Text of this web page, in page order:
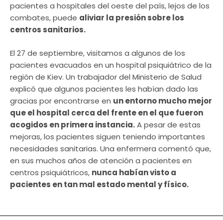
pacientes a hospitales del oeste del país, lejos de los
combates, puede aliviar la presión sobre los
centros sanitarios.
El 27 de septiembre, visitamos a algunos de los
pacientes evacuados en un hospital psiquiátrico de la
región de Kiev. Un trabajador del Ministerio de Salud
explicó que algunos pacientes les habían dado las
gracias por encontrarse en un entorno mucho mejor
que el hospital cerca del frente en el que fueron
acogidos en primera instancia.A pesar de estas
mejoras, los pacientes siguen teniendo importantes
necesidades sanitarias. Una enfermera comentó que,
en sus muchos años de atención a pacientes en
centros psiquiátricos, nunca habían visto a
pacientes en tan mal estado mental y físico.